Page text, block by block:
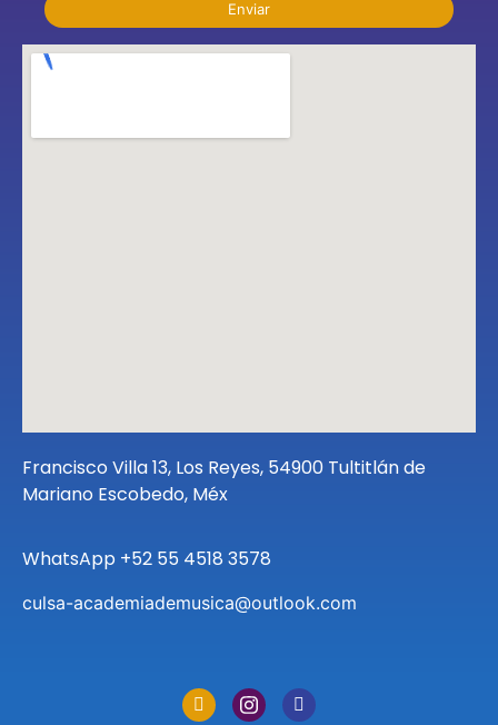
Enviar
Francisco Villa 13, Los Reyes, 54900 Tultitlán de
Mariano Escobedo, Méx
WhatsApp +52 55 4518 3578
culsa-academiademusica@outlook.com